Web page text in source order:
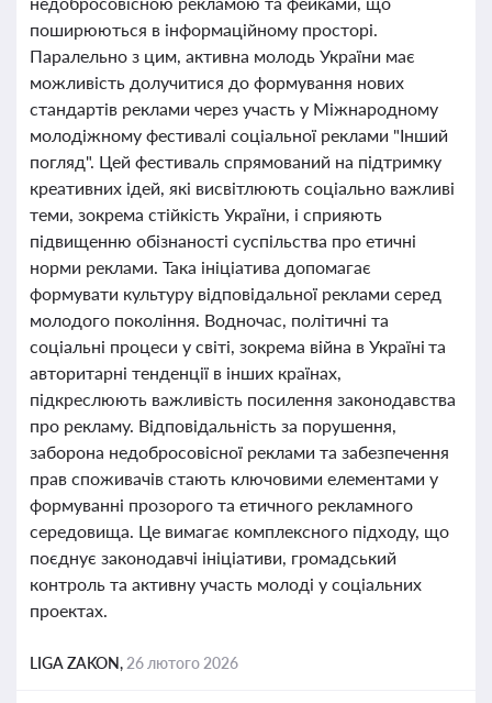
поширюються в інформаційному просторі.
Паралельно з цим, активна молодь України має
можливість долучитися до формування нових
стандартів реклами через участь у Міжнародному
молодіжному фестивалі соціальної реклами "Інший
погляд". Цей фестиваль спрямований на підтримку
креативних ідей, які висвітлюють соціально важливі
теми, зокрема стійкість України, і сприяють
підвищенню обізнаності суспільства про етичні
норми реклами. Така ініціатива допомагає
формувати культуру відповідальної реклами серед
молодого покоління. Водночас, політичні та
соціальні процеси у світі, зокрема війна в Україні та
авторитарні тенденції в інших країнах,
підкреслюють важливість посилення законодавства
про рекламу. Відповідальність за порушення,
заборона недобросовісної реклами та забезпечення
прав споживачів стають ключовими елементами у
формуванні прозорого та етичного рекламного
середовища. Це вимагає комплексного підходу, що
поєднує законодавчі ініціативи, громадський
контроль та активну участь молоді у соціальних
проектах.
LIGA ZAKON, 26 лютого 2026